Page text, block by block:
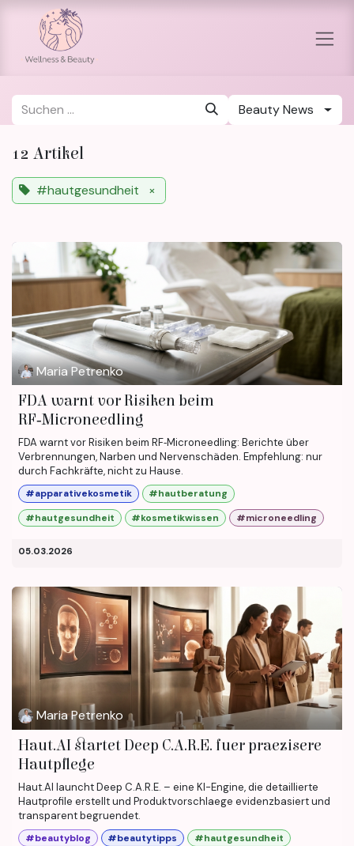
Zum Inhalt springen
Beauty News
12 Artikel
#hautgesundheit ×
Maria Petrenko
FDA warnt vor Risiken beim
RF‑Microneedling
FDA warnt vor Risiken beim RF‑Microneedling: Berichte über
Verbrennungen, Narben und Nervenschäden. Empfehlung: nur
durch Fachkräfte, nicht zu Hause.
#apparativekosmetik
#hautberatung
#hautgesundheit
#kosmetikwissen #microneedling
05.03.2026
Maria Petrenko
Haut.AI startet Deep C.A.R.E. fuer praezisere
Hautpflege
Haut.AI launcht Deep C.A.R.E. – eine KI-Engine, die detaillierte
Hautprofile erstellt und Produktvorschlaege evidenzbasiert und
transparent begruendet.
#beautyblog #beautytipps
#hautgesundheit